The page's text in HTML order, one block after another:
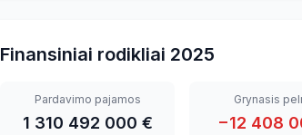
Finansiniai rodikliai 2025
Pardavimo pajamos
1 310 492 000 €
Grynasis
−12 408